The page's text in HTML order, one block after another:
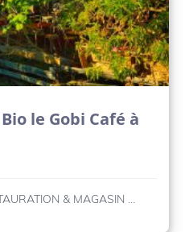
le Gobi Café à